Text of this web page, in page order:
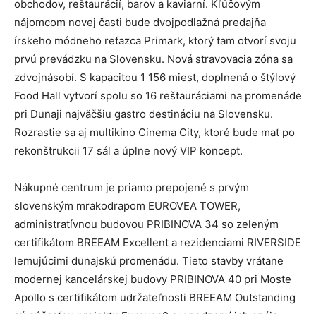
obchodov, reštaurácií, barov a kaviarní. Kľúčovým
nájomcom novej časti bude dvojpodlažná predajňa
írskeho módneho reťazca Primark, ktorý tam otvorí svoju
prvú prevádzku na Slovensku. Nová stravovacia zóna sa
zdvojnásobí. S kapacitou 1 156 miest, doplnená o štýlový
Food Hall vytvorí spolu so 16 reštauráciami na promenáde
pri Dunaji najväčšiu gastro destináciu na Slovensku.
Rozrastie sa aj multikino Cinema City, ktoré bude mať po
rekonštrukcii 17 sál a úplne nový VIP koncept.
Nákupné centrum je priamo prepojené s prvým
slovenským mrakodrapom EUROVEA TOWER,
administratívnou budovou PRIBINOVA 34 so zeleným
certifikátom BREEAM Excellent a rezidenciami RIVERSIDE
lemujúcimi dunajskú promenádu. Tieto stavby vrátane
modernej kancelárskej budovy PRIBINOVA 40 pri Moste
Apollo s certifikátom udržateľnosti BREEAM Outstanding